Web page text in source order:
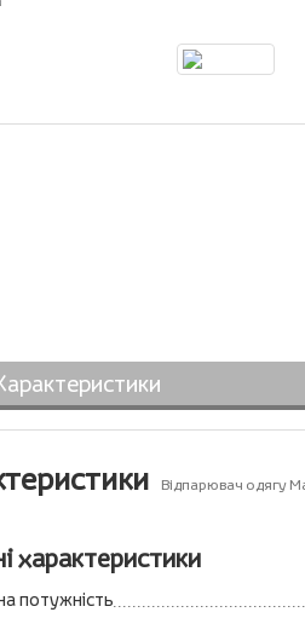
Відпарювач одягу
характеристики
потужність